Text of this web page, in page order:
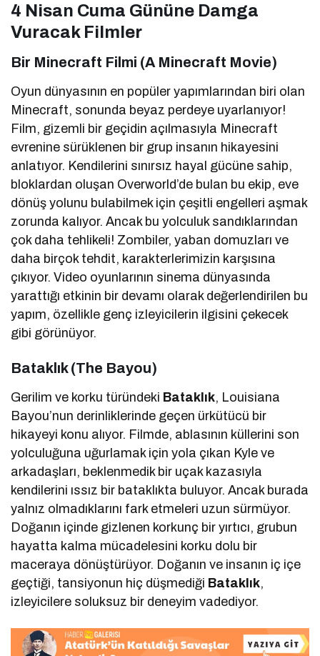
4 Nisan Cuma Gününe Damga
Vuracak Filmler
Bir Minecraft Filmi (A Minecraft Movie)
Oyun dünyasının en popüler yapımlarından biri olan
Minecraft, sonunda beyaz perdeye uyarlanıyor!
Film, gizemli bir geçidin açılmasıyla Minecraft
evrenine sürüklenen bir grup insanın hikayesini
anlatıyor. Kendilerini sınırsız hayal gücüne sahip,
bloklardan oluşan Overworld’de bulan bu ekip, eve
dönüş yolunu bulabilmek için çeşitli engelleri aşmak
zorunda kalıyor. Ancak bu yolculuk sandıklarından
çok daha tehlikeli! Zombiler, yaban domuzları ve
daha birçok tehdit, karakterlerimizin karşısına
çıkıyor. Video oyunlarının sinema dünyasında
yarattığı etkinin bir devamı olarak değerlendirilen bu
yapım, özellikle genç izleyicilerin ilgisini çekecek
gibi görünüyor.
Bataklık (The Bayou)
Gerilim ve korku türündeki Bataklık, Louisiana
Bayou’nun derinliklerinde geçen ürkütücü bir
hikayeyi konu alıyor. Filmde, ablasının küllerini son
yolculuğuna uğurlamak için yola çıkan Kyle ve
arkadaşları, beklenmedik bir uçak kazasıyla
kendilerini ıssız bir bataklıkta buluyor. Ancak burada
yalnız olmadıklarını fark etmeleri uzun sürmüyor.
Doğanın içinde gizlenen korkunç bir yırtıcı, grubun
hayatta kalma mücadelesini korku dolu bir
maceraya dönüştürüyor. Doğanın ve insanın iç içe
geçtiği, tansiyonun hiç düşmediği Bataklık,
izleyicilere soluksuz bir deneyim vadediyor.